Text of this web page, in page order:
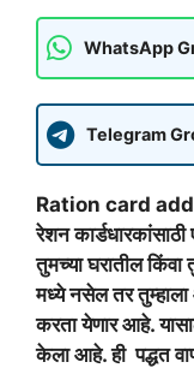
WhatsApp
Telegram
Ration card add
रेशन
तुमच्या घरातील
मध्ये नसेल तर तुम्हाला
करता येणार आहे.
केला आहे. ही पद्धत